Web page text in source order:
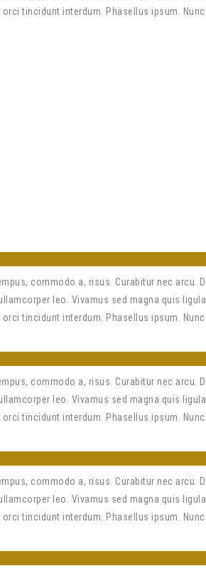
tincidunt interdum. Phasellus ipsum.
commodo a, risus. Curabitur nec
leo. Vivamus sed magna quis
tincidunt interdum. Phasellus ipsum.
commodo a, risus. Curabitur nec
leo. Vivamus sed magna quis
tincidunt interdum. Phasellus ipsum.
commodo a, risus. Curabitur nec
leo. Vivamus sed magna quis
tincidunt interdum. Phasellus ipsum.